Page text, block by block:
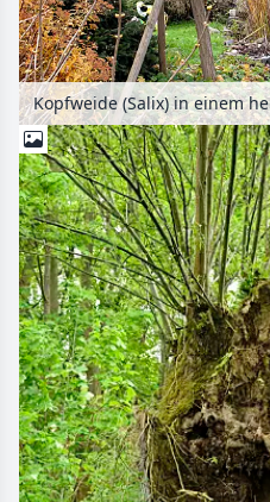
Kopfweide (Salix) in einem